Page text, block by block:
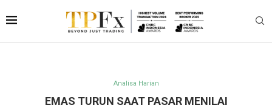
Analisa Harian
EMAS TURUN SAAT PASAR MENILAI